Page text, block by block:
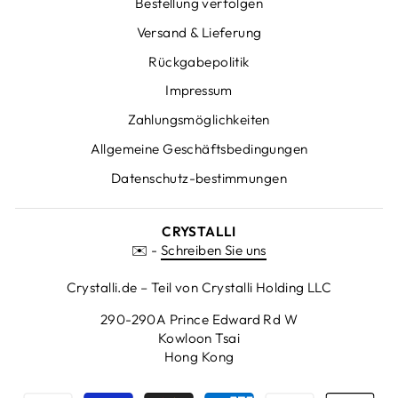
Versand & Lieferung
Rückgabepolitik
Impressum
Zahlungsmöglichkeiten
Allgemeine Geschäftsbedingungen
Datenschutz-bestimmungen
CRYSTALLI
✉️ - Schreiben Sie uns
Crystalli.de – Teil von Crystalli Holding LLC
290-290A Prince Edward Rd W
Kowloon Tsai
Hong Kong